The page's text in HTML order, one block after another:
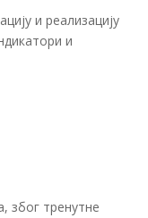
и реализацију
и
због тренутне